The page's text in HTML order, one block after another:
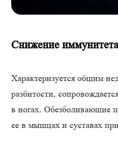
Снижение иммунитета
Характеризуется общим
разбитости,
в ногах. Обезболивающие
ее в мышцах и суставах